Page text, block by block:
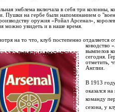
эмблема включала в себя три
Пушки на гербе были напоминанием о
оружия «Ройал Арсенал»,
можно увидеть и в наше время.
на то что, клуб постепенно отдаляется
ководство
вымпелов
сегодня.
отметить,
Англии.
В 1913
оказался
команду
сезона, у